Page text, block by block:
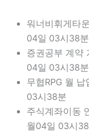
워너비휘게타
04일 03시38분
증권공부 계약
04일 03시38분
무협RPG 월
03시38분
주식계좌이동
월04일 03시